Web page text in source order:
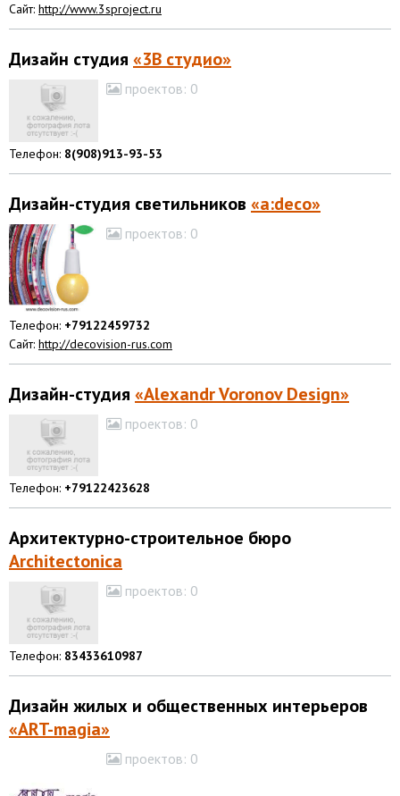
Сайт: http://www.3sproject.ru
Дизайн студия «3В студио»
проектов: 0
Телефон: 8(908)913-93-53
Дизайн-студия светильников «a:deco»
проектов: 0
Телефон: +79122459732
Сайт: http://decovision-rus.com
Дизайн-студия «Alexandr Voronov Design»
проектов: 0
Телефон: +79122423628
Архитектурно-строительное бюро
Architectonica
проектов: 0
Телефон: 83433610987
Дизайн жилых и общественных интерьеров
«ART-magia»
проектов: 0